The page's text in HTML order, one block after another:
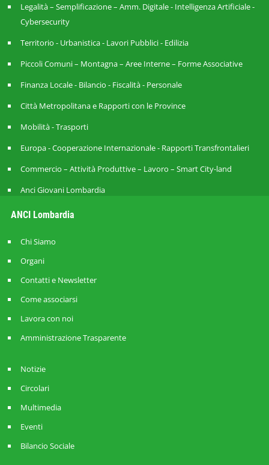
Legalità – Semplificazione – Amm. Digitale - Intelligenza Artificiale -
Cybersecurity
Territorio - Urbanistica - Lavori Pubblici - Edilizia
Piccoli Comuni – Montagna – Aree Interne – Forme Associative
Finanza Locale - Bilancio - Fiscalità - Personale
Città Metropolitana e Rapporti con le Province
Mobilità - Trasporti
Europa - Cooperazione Internazionale - Rapporti Transfrontalieri
Commercio – Attività Produttive – Lavoro – Smart City-land
Anci Giovani Lombardia
ANCI Lombardia
Chi Siamo
Organi
Contatti e Newsletter
Come associarsi
Lavora con noi
Amministrazione Trasparente
Notizie
Circolari
Multimedia
Eventi
Bilancio Sociale